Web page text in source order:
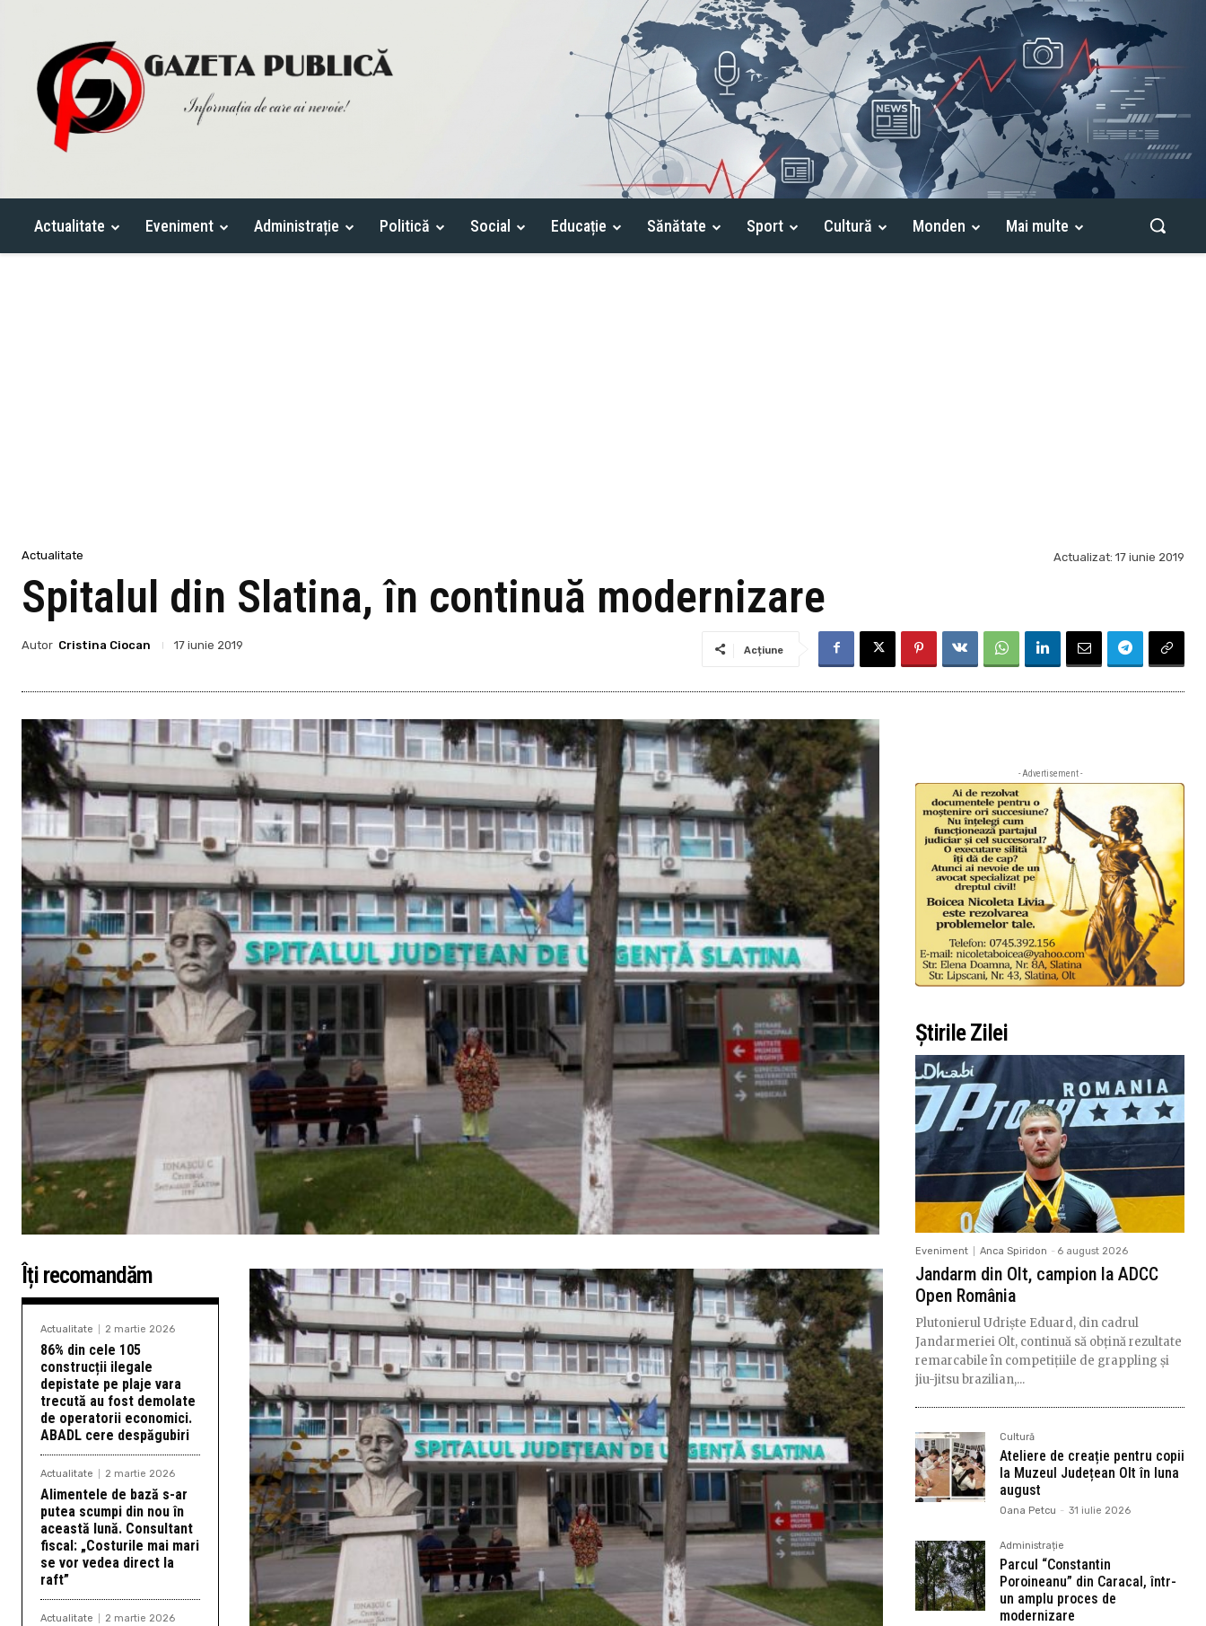
Actualitate Eveniment Administrație Politică Social Educație Sănătate Sport Cultură Monden Mai multe
Actualitate Actualizat: 17 iunie 2019
Spitalul din Slatina, în continuă modernizare
Autor Cristina Ciocan 17 iunie 2019 Acțiune
Îți recomandăm
Actualitate 2 martie 2026
86% din cele 105
construcții ilegale
depistate pe plaje vara
trecută au fost demolate
de operatorii economici.
ABADL cere despăgubiri
Actualitate 2 martie 2026
Alimentele de bază s-ar
putea scumpi din nou în
această lună. Consultant
fiscal: „Costurile mai mari
se vor vedea direct la
raft”
Actualitate 2 martie 2026
- Advertisement -
Știrile Zilei
Eveniment Anca Spiridon - 6 august 2026
Jandarm din Olt, campion la ADCC
Open România
Plutonierul Udriște Eduard, din cadrul
Jandarmeriei Olt, continuă să obțină rezultate
remarcabile în competițiile de grappling și
jiu-jitsu brazilian,...
Cultură
Ateliere de creație pentru copii
la Muzeul Județean Olt în luna
august
Oana Petcu - 31 iulie 2026
Administrație
Parcul “Constantin
Poroineanu” din Caracal, într-
un amplu proces de
modernizare